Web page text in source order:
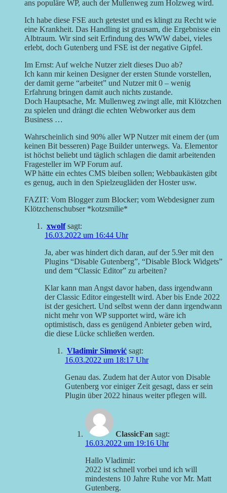
ans populäre WP, auch der Mullenweg zum Holzweg wird.
Ich habe diese FSE auch getestet und es klingt zu Recht wie
eine Krankheit. Das Handling ist grausam, die Ergebnisse ein
Albtraum. Wir sind seit Erfindung des WWW dabei, vieles
erlebt, doch Gutenberg und FSE ist der negative Gipfel.
Im Ernst: Auf welche Nutzer zielt dieses Duo ab?
Ich kann mir keinen Designer der ersten Stunde vorstellen,
der damit gerne “arbeitet” und Nutzer mit 0 – wenig
Erfahrung bringen damit auch nichts zustande.
Doch Hauptsache, Mr. Mullenweg zwingt alle, mit Klötzchen
zu spielen und drängt die echten Webworker aus dem
Business …
Wahrscheinlich sind 90% aller WP Nutzer mit einem der (um
keinen Bit besseren) Page Builder unterwegs. Va. Elementor
ist höchst beliebt und täglich schlagen die damit arbeitenden
Fragesteller im WP Forum auf.
WP hätte ein echtes CMS bleiben sollen; Webbaukästen gibt
es genug, auch in den Spielzeugläden der Hoster usw.
FAZIT: Vom Blogger zum Blocker; vom Webdesigner zum
Klötzchenschubser *kotzsmilie*
xwolf sagt:
16.03.2022 um 16:44 Uhr
Ja, aber was hindert dich daran, auf der 5.9er mit den
Plugins “Disable Gutenberg”, “Disable Block Widgets”
und dem “Classic Editor” zu arbeiten?
Klar kann man Angst davor haben, dass irgendwann
der Classic Editor eingestellt wird. Aber bis Ende 2022
ist der gesichert. Und selbst wenn der dann irgendwann
nicht mehr von WP supportet wird, wäre ich
optimistisch, dass es genügend Anbieter geben wird,
die diese Lücke schließen werden.
Vladimir Simović sagt:
16.03.2022 um 18:17 Uhr
Genau das. Zudem hat der Autor von Disable
Gutenberg vor einiger Zeit gesagt, dass er sein
Plugin über 2022 hinaus weiter pflegen will.
ClassicFan sagt:
16.03.2022 um 19:16 Uhr
Hallo Vladimir:
2022 ist schnell vorbei und ich will
mindestens 10 Jahre Ruhe vor Mr. Matt
Gutenberg.